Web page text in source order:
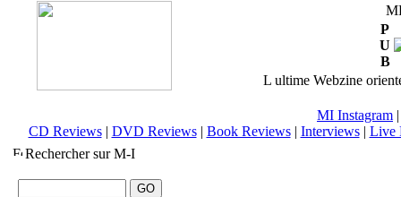
P
U
B
L ultime Webzine
MI Instagram
CD Reviews| DVD Reviews| Book Reviews| Interviews| Live
Rechercher sur M-I